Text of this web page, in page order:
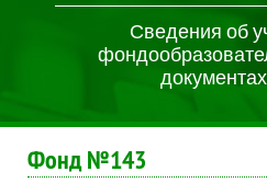
Сведения об
Фонд №143